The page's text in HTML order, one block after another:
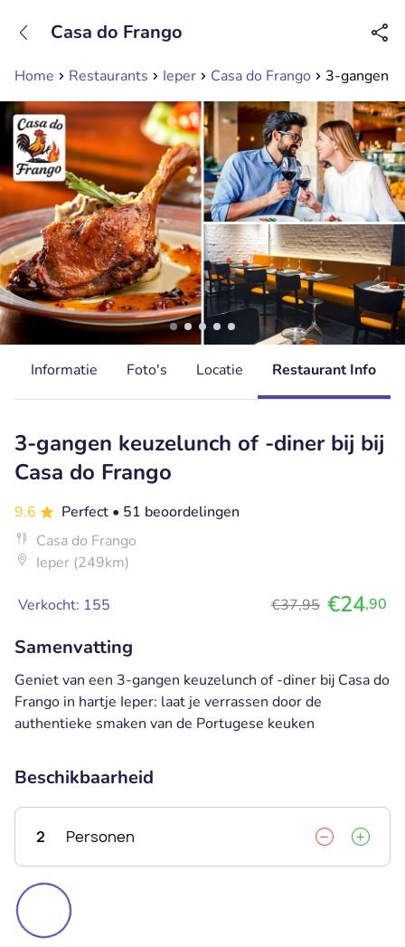
Bereikbaar tot 23:00 uur
Home Restaurants Ieper Casa do Frango 3-gangen
Casa do Frango
Informatie Foto's Locatie Restaurant Info
3-gangen keuzelunch of -diner bij bij
Casa do Frango
9.6 Perfect • 51 beoordelingen
Casa do Frango
Ieper (249km)
Verkocht: 155 €37,95 €24,90
Samenvatting
Geniet van een 3-gangen keuzelunch of -diner bij Casa do
Frango in hartje Ieper: laat je verrassen door de
authentieke smaken van de Portugese keuken
Beschikbaarheid
2 Personen